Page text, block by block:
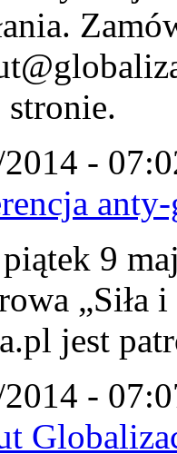
stronie.
-
anty-
9
„Siła
jest
-